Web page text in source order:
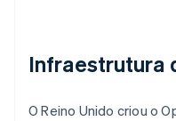
Infraestrutura
O Reino Unido criou o